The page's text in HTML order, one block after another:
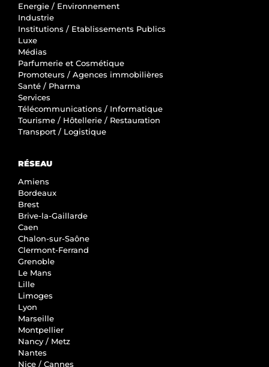
Energie / Environnement
Industrie
Institutions / Etablissements Publics
Luxe
Médias
Parfumerie et Cosmétique
Promoteurs / Agences immobilières
Santé / Pharma
Services
Télécommunications / Informatique
Tourisme / Hôtellerie / Restauration
Transport / Logistique
RÉSEAU
Amiens
Bordeaux
Brest
Brive-la-Gaillarde
Caen
Chalon-sur-Saône
Clermont-Ferrand
Grenoble
Le Mans
Lille
Limoges
Lyon
Marseille
Montpellier
Nancy / Metz
Nantes
Nice / Cannes